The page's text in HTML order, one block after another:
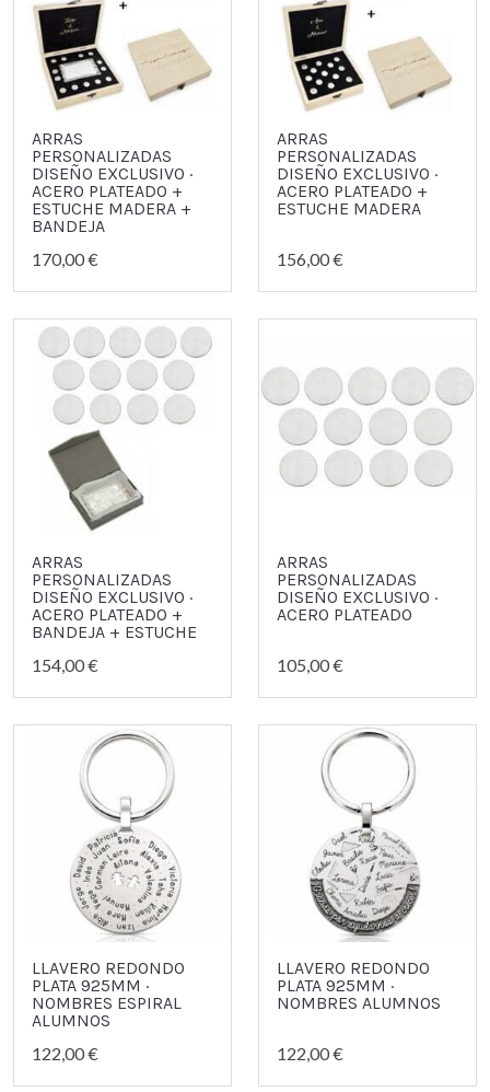
ARRAS
PERSONALIZADAS
DISEÑO EXCLUSIVO ·
ACERO PLATEADO +
ESTUCHE MADERA +
BANDEJA
170,00 €
ARRAS
PERSONALIZADAS
DISEÑO EXCLUSIVO ·
ACERO PLATEADO +
ESTUCHE MADERA
156,00 €
ARRAS
PERSONALIZADAS
DISEÑO EXCLUSIVO ·
ACERO PLATEADO +
BANDEJA + ESTUCHE
154,00 €
ARRAS
PERSONALIZADAS
DISEÑO EXCLUSIVO ·
ACERO PLATEADO
105,00 €
LLAVERO REDONDO
PLATA 925MM ·
NOMBRES ESPIRAL
ALUMNOS
122,00 €
LLAVERO REDONDO
PLATA 925MM ·
NOMBRES ALUMNOS
122,00 €